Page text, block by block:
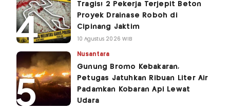
Tragis! 2 Pekerja Terjepit Beton
Proyek Drainase Roboh di
Cipinang Jaktim
10 Agustus 2026 WIB
Nusantara
Gunung Bromo Kebakaran,
Petugas Jatuhkan Ribuan Liter Air
Padamkan Kobaran Api Lewat
Udara